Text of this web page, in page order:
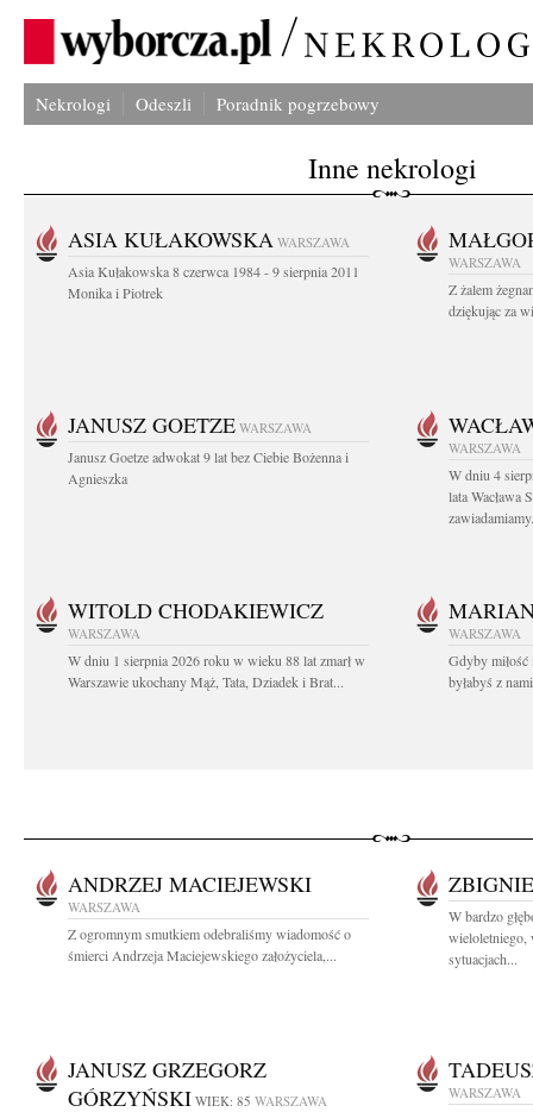
Nekrologi Odeszli Poradnik pogrzebowy
Inne nekrologi
ASIA KUŁAKOWSKA WARSZAWA
Asia Kułakowska 8 czerwca 1984 - 9 sierpnia 2011
Monika i Piotrek
WARSZAWA
Z żalem
dziękując za
JANUSZ GOETZE WARSZAWA
Janusz Goetze adwokat 9 lat bez Ciebie Bożenna i
Agnieszka
WARSZAWA
W dniu 4
lata Wacława
WITOLD CHODAKIEWICZ
WARSZAWA
W dniu 1 sierpnia 2026 roku w wieku 88 lat zmarł w
Warszawie ukochany Mąż, Tata, Dziadek i Brat...
WARSZAWA
Gdyby miłość
byłabyś z
ANDRZEJ MACIEJEWSKI
WARSZAWA
Z ogromnym smutkiem odebraliśmy wiadomość o
śmierci Andrzeja Maciejewskiego założyciela,...
W bardzo
wieloletniego,
sytuacjach...
JANUSZ GRZEGORZ
GÓRZYŃSKI WIEK: 85 WARSZAWA WARSZAWA